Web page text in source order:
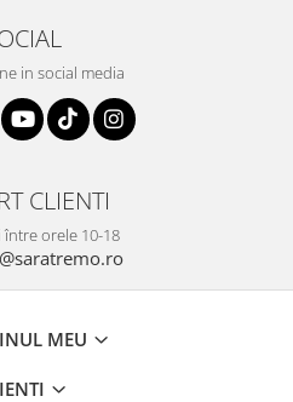
in social media
CLIENTI
orele 10-18
MEU